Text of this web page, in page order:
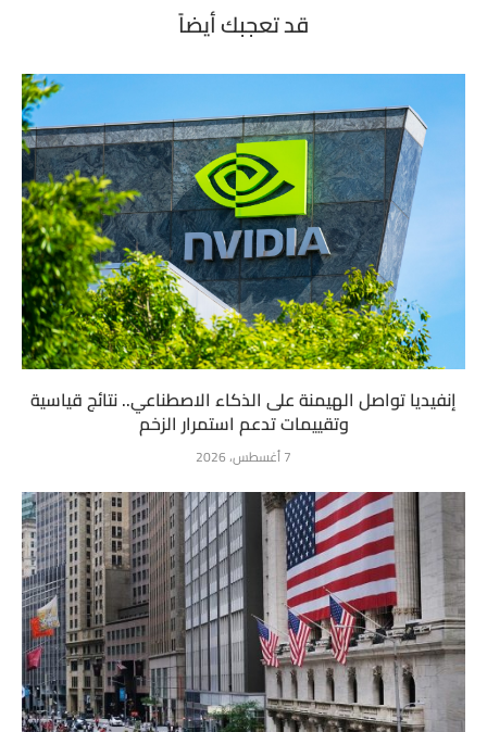
قد تعجبك أيضاً
إنفيديا تواصل الهيمنة على الذكاء الاصطناعي.. نتائج قياسية
وتقييمات تدعم استمرار الزخم
7 أغسطس، 2026